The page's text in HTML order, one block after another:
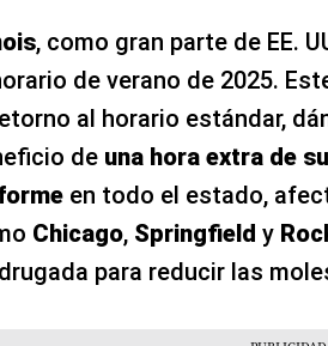
, como gran parte de EE.
de verano de 2025.
al horario estándar,
de una hora extra de
en todo el estado,
Chicago, Springfield y
para reducir las